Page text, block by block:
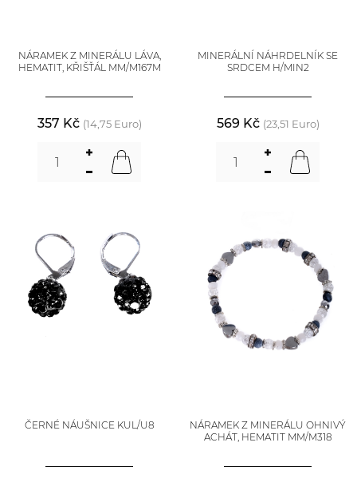
NÁRAMEK Z MINERÁLU LÁVA,
HEMATIT, KŘIŠŤÁL MM/M167M
357 Kč (14,75 Euro)
MINERÁLNÍ NÁHRDELNÍK SE
SRDCEM H/MIN2
569 Kč (23,51 Euro)
ČERNÉ NÁUŠNICE KUL/U8
NÁRAMEK Z MINERÁLU OHNIVÝ
ACHÁT, HEMATIT MM/M318